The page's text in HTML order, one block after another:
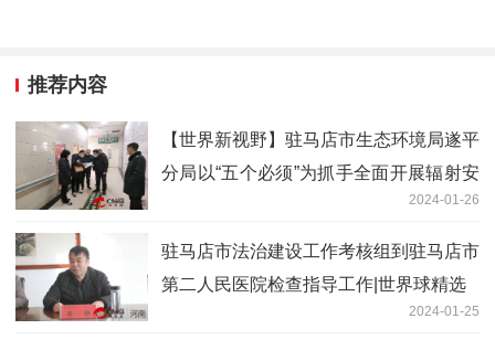
推荐内容
【世界新视野】驻马店市生态环境局遂平
分局以“五个必须”为抓手全面开展辐射安
2024-01-26
驻马店市法治建设工作考核组到驻马店市
第二人民医院检查指导工作|世界球精选
2024-01-25